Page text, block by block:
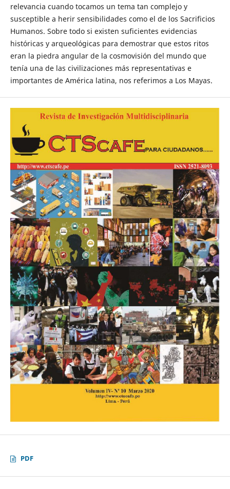
relevancia cuando tocamos un tema tan complejo y
susceptible a herir sensibilidades como el de los Sacrificios
Humanos. Sobre todo si existen suficientes evidencias
históricas y arqueológicas para demostrar que estos ritos
eran la piedra angular de la cosmovisión del mundo que
tenía una de las civilizaciones más representativas e
importantes de América latina, nos referimos a Los Mayas.
PDF